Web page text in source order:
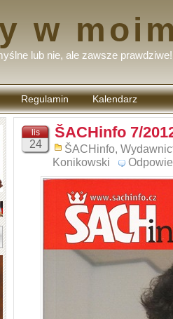
w
lub nie, ale zawsze prawdziwe!
Regulamin
komentarzy
Kalendarz
lis
24
ŠACHinfo 7/
ŠACHinfo,
Konikowski